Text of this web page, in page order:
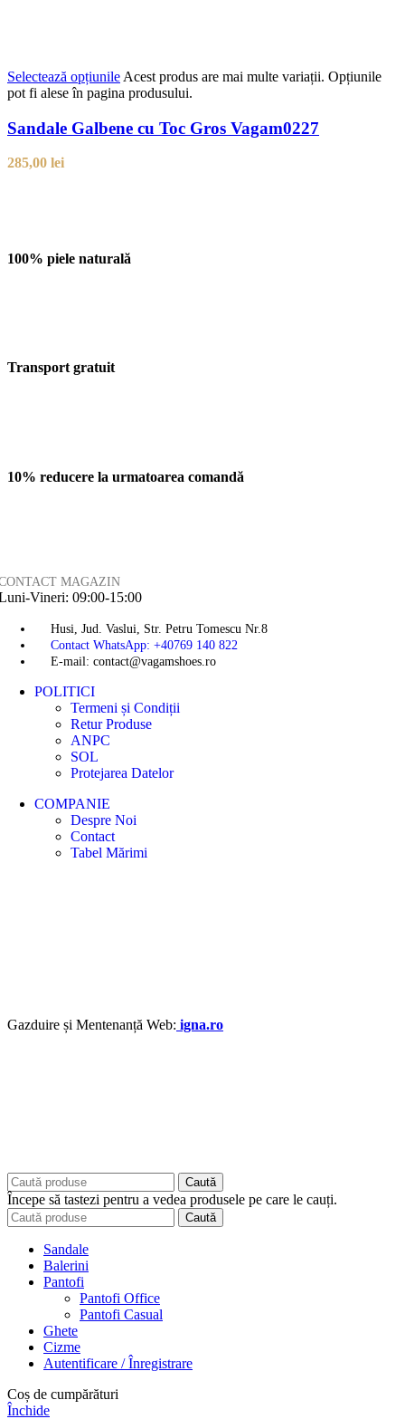
Selectează opțiunile Acest produs are mai multe variații. Opțiunile
pot fi alese în pagina produsului.
Sandale Galbene cu Toc Gros Vagam0227
285,00 lei
100% piele naturală
Transport gratuit
10% reducere la urmatoarea comandă
MAGAZIN
Vineri: 09:00-15:00
Husi, Jud. Vaslui, Str. Petru Tomescu Nr.8
Contact WhatsApp: +40769 140 822
E-mail: contact@vagamshoes.ro
POLITICI
Termeni și Condiții
Retur Produse
ANPC
SOL
Protejarea Datelor
COMPANIE
Despre Noi
Contact
Tabel Mărimi
Gazduire și Mentenanță Web: igna.ro
Caută
Începe să tastezi pentru a vedea produsele pe care le cauți.
Caută
Sandale
Balerini
Pantofi
Pantofi Office
Pantofi Casual
Ghete
Cizme
Autentificare / Înregistrare
Coș de cumpărături
Închide